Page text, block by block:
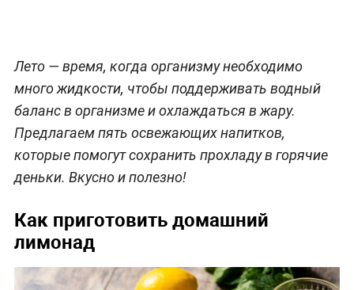
Лето — время, когда организму необходимо
много жидкости, чтобы поддерживать водный
баланс в организме и охлаждаться в жару.
Предлагаем пять освежающих напитков,
которые помогут сохранить прохладу в горячие
деньки. Вкусно и полезно!
Как приготовить домашний
лимонад